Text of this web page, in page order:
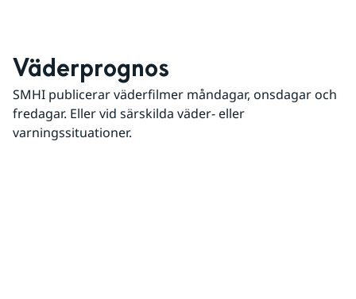
Väderprognos
SMHI publicerar väderfilmer måndagar, onsdagar och
fredagar. Eller vid särskilda väder- eller
varningssituationer.